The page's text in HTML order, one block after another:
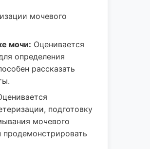
мочевого
мочи: Оценивается
определения
рассказать
подготовку
мочевого
продемонстрировать